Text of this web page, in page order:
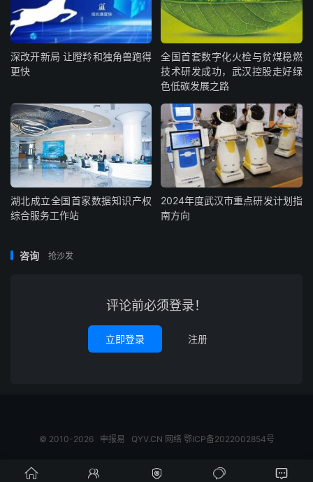
深改开新局 让瞪羚和独角兽跑得
更快
全国首套数字化火检与贫煤稳燃
技术研发成功，武汉控股走好绿
色低碳发展之路
湖北成立全国首家数据知识产权
综合服务工作站
2024年度武汉市重点研发计划指
南方向
咨询 抢沙发
评论前必须登录！
立即登录 注册
© 2010-2026 申报易 QYV.CN 网络 鄂ICP备2022002854号
    